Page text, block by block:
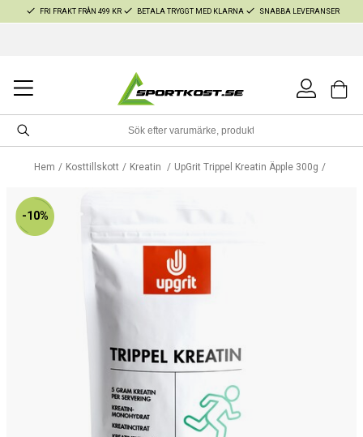
FRI FRAKT FRÅN 499 KR BETALA TRYGGT MED KLARNA SNABBA LEVERANSER
Hem Kosttillskott Kreatin UpGrit Trippel Kreatin Äpple 300g
-10%